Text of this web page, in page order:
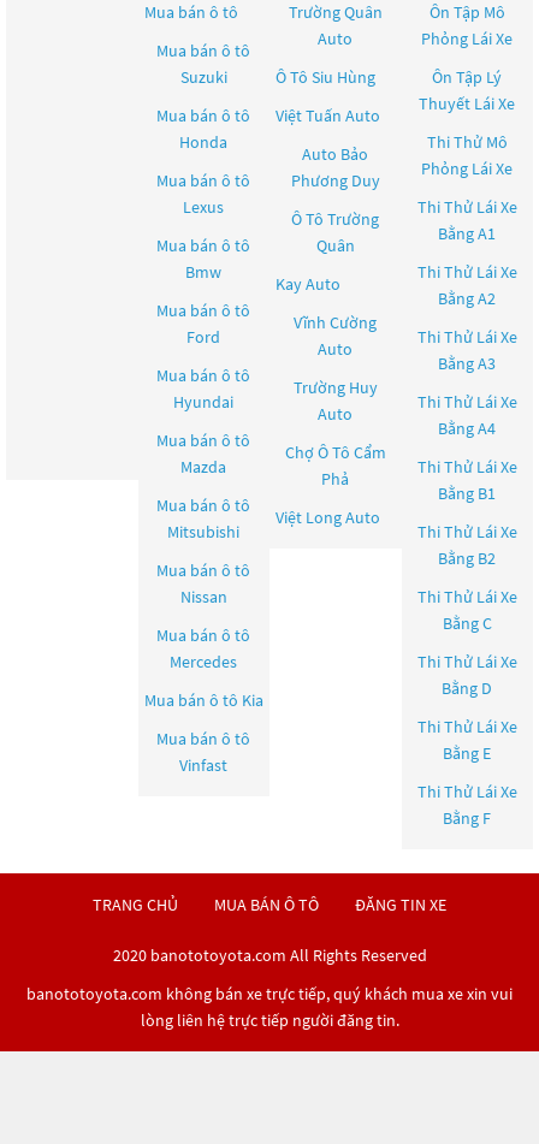
Mua bán ô tô
Mua bán ô tô
Suzuki
Mua bán ô tô
Honda
Mua bán ô tô
Lexus
Mua bán ô tô
Bmw
Mua bán ô tô
Ford
Mua bán ô tô
Hyundai
Mua bán ô tô
Mazda
Mua bán ô tô
Mitsubishi
Mua bán ô tô
Nissan
Mua bán ô tô
Mercedes
Mua bán ô tô Kia
Mua bán ô tô
Vinfast
Trường Quân
Auto
Ô Tô Siu Hùng
Việt Tuấn Auto
Auto Bảo
Phương Duy
Ô Tô Trường
Quân
Kay Auto
Vĩnh Cường
Auto
Trường Huy
Auto
Chợ Ô Tô Cẩm
Phả
Việt Long Auto
Ôn Tập Mô
Phỏng Lái Xe
Ôn Tập Lý
Thuyết Lái Xe
Thi Thử Mô
Phỏng Lái Xe
Thi Thử Lái Xe
Bằng A1
Thi Thử Lái Xe
Bằng A2
Thi Thử Lái Xe
Bằng A3
Thi Thử Lái Xe
Bằng A4
Thi Thử Lái Xe
Bằng B1
Thi Thử Lái Xe
Bằng B2
Thi Thử Lái Xe
Bằng C
Thi Thử Lái Xe
Bằng D
Thi Thử Lái Xe
Bằng E
Thi Thử Lái Xe
Bằng F
TRANG CHỦ MUA BÁN Ô TÔ ĐĂNG TIN XE
2020 banototoyota.com All Rights Reserved
banototoyota.com không bán xe trực tiếp, quý khách mua xe xin vui
lòng liên hệ trực tiếp người đăng tin.